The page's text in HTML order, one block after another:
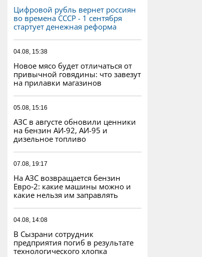
Цифровой рубль вернет россиян
во времена СССР - 1 сентября
стартует денежная реформа
04.08, 15:38
Новое мясо будет отличаться от
привычной говядины: что завезут
на прилавки магазинов
05.08, 15:16
АЗС в августе обновили ценники
на бензин АИ-92, АИ-95 и
дизельное топливо
07.08, 19:17
На АЗС возвращается бензин
Евро‑2: какие машины можно и
какие нельзя им заправлять
04.08, 14:08
В Сызрани сотрудник
предприятия погиб в результате
технологического хлопка